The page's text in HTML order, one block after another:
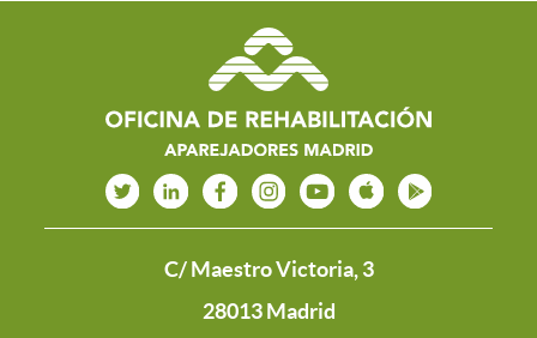
C/ Maestro Victoria, 3
28013 Madrid